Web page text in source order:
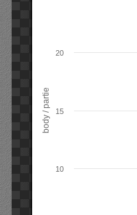
body / partie
10
15
20